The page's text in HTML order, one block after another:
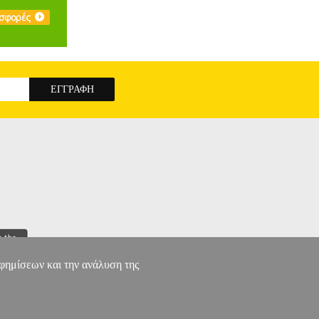
και έκτοτε εξελίχθηκε σε ένα από τα πιο
Guess στην καθοδήγησή της με όραμα την
Υλικό κατασκευής>• Χρώμα>Λιλά (New
Αθλητικά, Βρεφικά - Παιδικά, Ενδυση
Μπορείτε επίσης να παραλάβετε από
ARIADNA W2GQ16KB3N0 ΛΙΛΑ (S)
και την ανάλυση της